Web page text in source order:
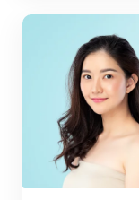
jadwalkan